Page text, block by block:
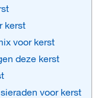
kerst
voor kerst
deze kerst
voor kerst